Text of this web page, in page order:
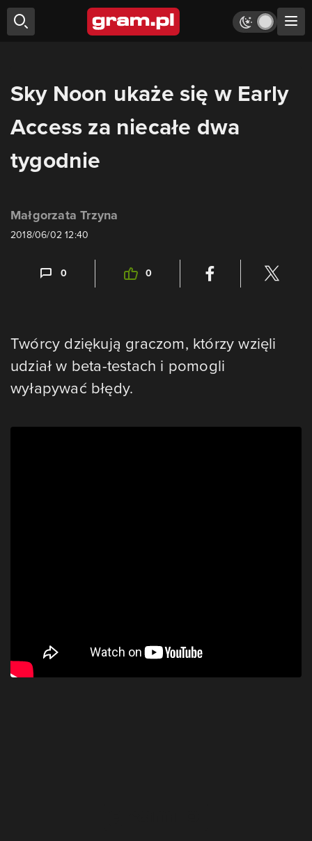
Sky Noon ukaże się w Early
Access za niecałe dwa
tygodnie
Małgorzata Trzyna
2018/06/02 12:40
0 0
Twórcy dziękują graczom, którzy wzięli
udział w beta-testach i pomogli
wyłapywać błędy.